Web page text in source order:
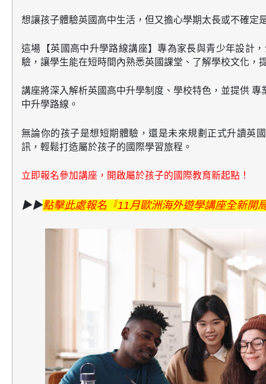
想讓孩子體驗英國高中生活，但又擔心學期太長或不確定
這場【英國高中升學路線講座】專為家長與青少年設計
驗 ，讓學生能在短時間內熟悉英國課堂、了解學校文化，
講座將深入解析英國高中升學制度、學校特色，並提供 專
中升學路線。
無論你的孩子是想短期體驗，還是未來規劃正式升讀英
訊，輕鬆打造屬於孩子的國際學習旅程。
立即報名參加講座，開啟屬於孩子的國際教育新起點！
▶▶點擊此處報名『11月歐洲海外遊學講座全新開